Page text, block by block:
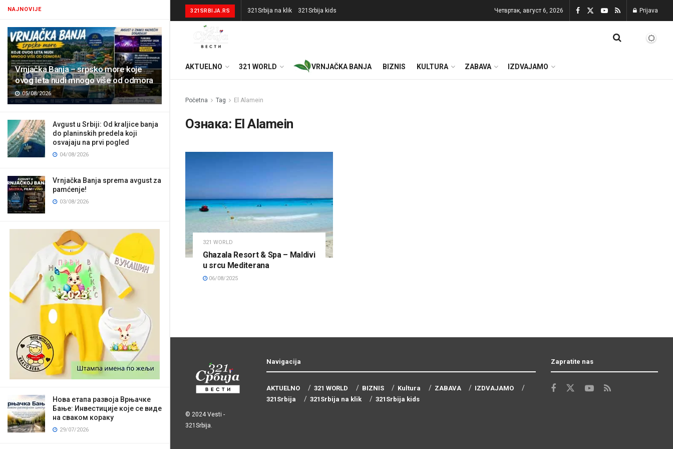
NAJNOVIJE
Vrnjačka Banja – srpsko more koje
ovog leta nudi mnogo više od odmora
05/08/2026
Avgust u Srbiji: Od kraljice banja
do planinskih predela koji
osvajaju na prvi pogled
04/08/2026
Vrnjačka Banja sprema avgust za
pamćenje!
03/08/2026
Нова етапа развоја Врњачке
Бање: Инвестиције које се виде
на сваком кораку
29/07/2026
321SRBIJA.RS 321Srbija na klik 321Srbija kids Четвртак, август 6, 2026 Prijava
AKTUELNO 321 WORLD VRNJAČKA BANJA BIZNIS KULTURA ZABAVA IZDVAJAMO
Početna Tag El Alamein
Ознака: El Alamein
321 WORLD
Ghazala Resort & Spa – Maldivi
u srcu Mediterana
06/08/2025
© 2024Vesti -
321Srbija.
Navigacija
AKTUELNO 321 WORLD BIZNIS Kultura ZABAVA
IZDVAJAMO
321Srbija
321Srbija na klik 321Srbija kids
Zapratite nas